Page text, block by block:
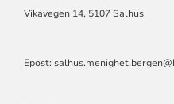
Vikavegen 14, 5107 Salhus
Epost: